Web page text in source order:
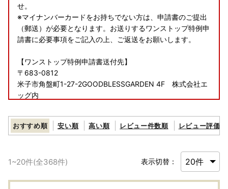
せ。
※マイナンバーカードをお持ちでない方は、申請書のご提出
（郵送）が必要となります。お送りするワンストップ特例申
請書に必要事項をご記入の上、ご返送をお願いします。
【ワンストップ特例申請書送付先】
〒683-0812
米子市角盤町1-27-2GOODBLESSGARDEN 4F 株式会社エ
ッグ内
※ワンストップ特例申請受付業務を外部委託しています。
ワンストップ特例申請を完全オンラインで行えるサービス
「自治体マイページでオンラインワンストップ申請」で迅
速・便利に申請ができます。
おすすめ順 安い順 高い順 レビュー件数順 レビュー評価順
1~20件(全368件) 表示切替：